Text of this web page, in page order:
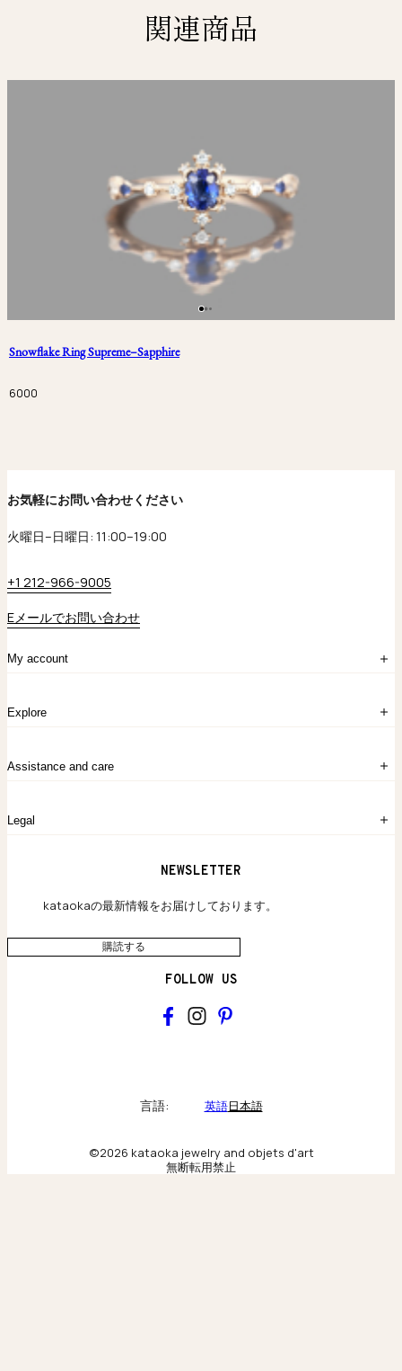
関連商品
Snowflake Ring Supreme–Sapphire
6000
My account
アカウント作成
お問い合わせ
Explore
kataokaについて
Chronicles
Assistance and care
Legal
アクセシビリティ方針
お気軽にお問い合わせください
火曜日–日曜日: 11:00–19:00
+1 212-966-9005
Eメールでお問い合わせ
NEWSLETTER
kataokaの最新情報をお届けしております。
購読する
FOLLOW US
アトリエの記録
Behind the scenes & craftsmanship
言語: 英語日本語
©2026 kataoka jewelry and objets d'art
無断転用禁止